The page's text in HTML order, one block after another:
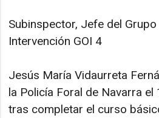
Subinspector, Jefe del
Intervención GOI 4
Jesús María Vidaurreta
la Policía Foral de Navarra
tras completar el curso